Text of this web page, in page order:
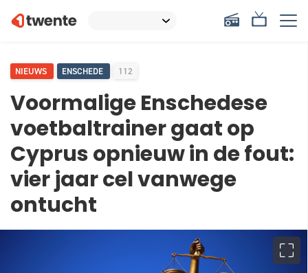
NIEUWS ENSCHEDE 112
Voormalige Enschedese
voetbaltrainer gaat op
Cyprus opnieuw in de fout:
vier jaar cel vanwege
ontucht